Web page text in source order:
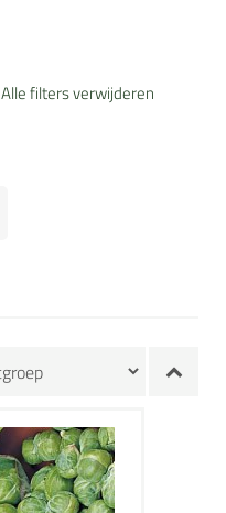
Alle filters verwijderen